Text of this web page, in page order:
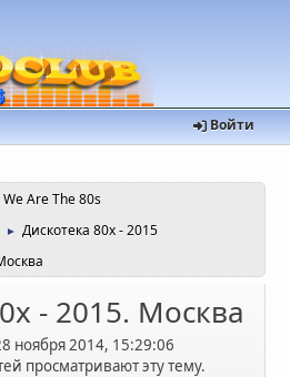
Войти
We Are The 80s
► Дискотека 80х - 2015
- 2015. Москва
ноября 2014, 15:29:06
просматривают эту тему.